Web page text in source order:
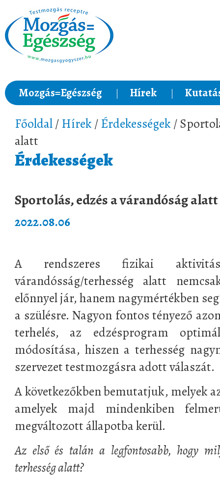
Mozgás=Egészség Hírek
Főoldal/ Hírek / Érdekességek /
alatt
Érdekességek
Sportolás, edzés a várandóság alatt
2022.08.06
A rendszeres fizikai
várandósság/terhesség alatt
előnnyel jár, hanem nagymértékben
a szülésre. Nagyon fontos tényező
terhelés, az edzésprogram
módosítása, hiszen a terhesség
szervezet testmozgásra adott válaszát.
A következőkben bemutatjuk, melyek
amelyek majd mindenkiben
megváltozott állapotba kerül.
Az első és talán a legfontosabb, hogy
terhesség alatt?